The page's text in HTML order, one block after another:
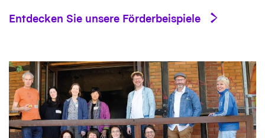
Entdecken Sie unsere Förderbeispiele